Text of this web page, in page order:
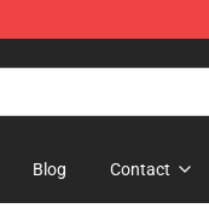
Blog Contact